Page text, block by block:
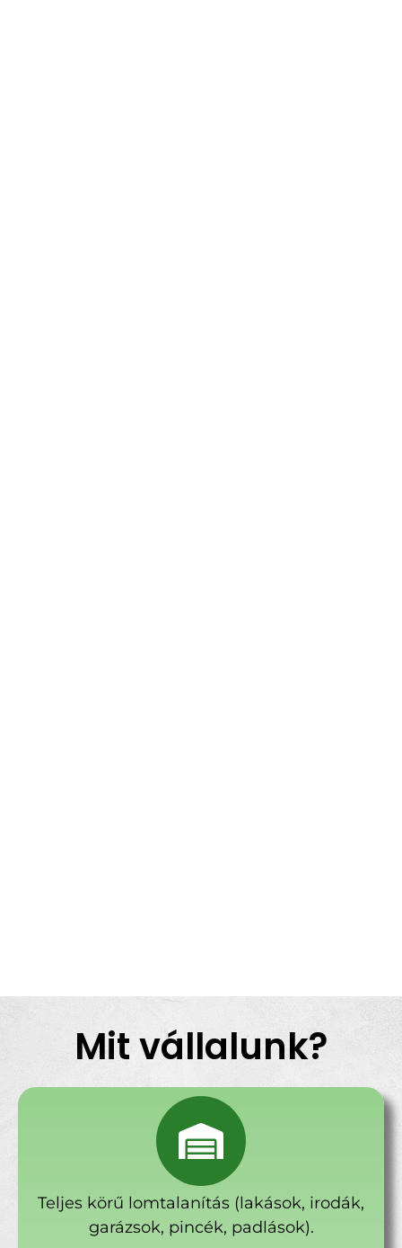
Mit vállalunk?
Teljes körű lomtalanítás (lakások, irodák,
garázsok, pincék, padlások).